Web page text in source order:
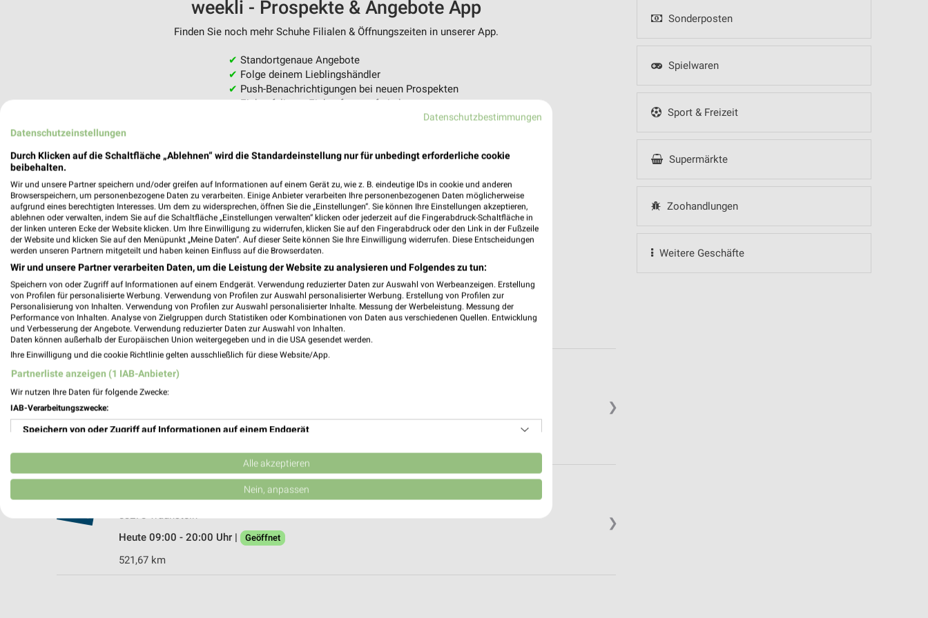
Sonderposten
Spielwaren
Sport & Freizeit
Supermärkte
Zoohandlungen
Weitere Geschäfte
weekli - Prospekte & Angebote App
Finden Sie noch mehr Schuhe Filialen & Öffnungszeiten in unserer App.
✔ Standortgenaue Angebote
✔ Folge deinem Lieblingshändler
✔ Push-Benachrichtigungen bei neuen Prospekten
✔Einkaufsliste - Einkauf stressfrei planen
❯
DEICHMANN Traunstein
83278 Traunstein
Heute 09:00 - 19:00 Uhr | Geöffnet
❯
Franz-Xaver-Steber-Str. 5
83278 Traunstein
Heute 09:00 - 20:00 Uhr |
Geöffnet
521,67 km
Datenschutzbestimmungen
Datenschutzeinstellungen
Durch Klicken auf die Schaltfläche „Ablehnen“ wird die Standardeinstellung nur für unbedingt erforderliche cookie
beibehalten.
Wir und unsere Partner speichern und/oder greifen auf Informationen auf einem Gerät zu, wie z. B. eindeutige IDs in cookie und anderen
Browserspeichern, um personenbezogene Daten zu verarbeiten. Einige Anbieter verarbeiten Ihre personenbezogenen Daten möglicherweise
aufgrund eines berechtigten Interesses. Um dem zu widersprechen, öffnen Sie die „Einstellungen“. Sie können Ihre Einstellungen akzeptieren,
ablehnen oder verwalten, indem Sie auf die Schaltfläche „Einstellungen verwalten“ klicken oder jederzeit auf die Fingerabdruck-Schaltfläche in
der linken unteren Ecke der Website klicken. Um Ihre Einwilligung zu widerrufen, klicken Sie auf den Fingerabdruck oder den Link in der Fußzeile
der Website und klicken Sie auf den Menüpunkt „Meine Daten“. Auf dieser Seite können Sie Ihre Einwilligung widerrufen. Diese Entscheidungen
werden unseren Partnern mitgeteilt und haben keinen Einfluss auf die Browserdaten.
Wir und unsere Partner verarbeiten Daten, um die Leistung der Website zu analysieren und Folgendes zu tun:
Speichern von oder Zugriff auf Informationen auf einem Endgerät. Verwendung reduzierter Daten zur Auswahl von Werbeanzeigen. Erstellung
von Profilen für personalisierte Werbung. Verwendung von Profilen zur Auswahl personalisierter Werbung. Erstellung von Profilen zur
Personalisierung von Inhalten. Verwendung von Profilen zur Auswahl personalisierter Inhalte. Messung der Werbeleistung. Messung der
Performance von Inhalten. Analyse von Zielgruppen durch Statistiken oder Kombinationen von Daten aus verschiedenen Quellen. Entwicklung
und Verbesserung der Angebote. Verwendung reduzierter Daten zur Auswahl von Inhalten.
Daten können außerhalb der Europäischen Union weitergegeben und in die USA gesendet werden.
Ihre Einwilligung und die cookie Richtlinie gelten ausschließlich für diese Website/App.
Partnerliste anzeigen (1 IAB-Anbieter)
Wir nutzen Ihre Daten für folgende Zwecke:
IAB-Verarbeitungszwecke:
Speichern von oder Zugriff auf Informationen auf einem Endgerät
Verwendung reduzierter Daten zur Auswahl von Werbeanzeigen
Erstellung von Profilen für personalisierte Werbung
Erstellung von Profilen zur Personalisierung von Inhalten
Alle akzeptieren
Nein, anpassen